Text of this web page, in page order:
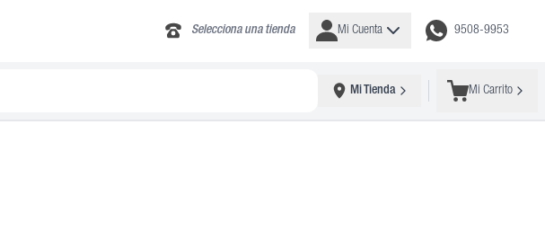
Selecciona una tienda Mi Cuenta 9508-9953
Mi Tienda Mi Carrito